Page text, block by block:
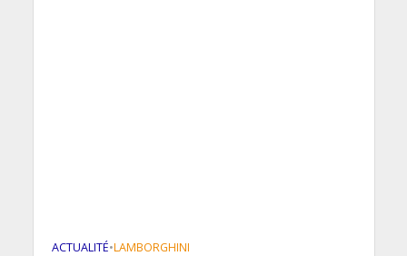
ACTUALITÉ•LAMBORGHINI